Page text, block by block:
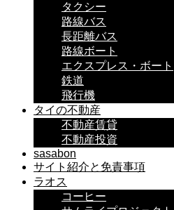
タクシー
路線バス
長距離バス
路線ボート
エクスプレス・ボート
鉄道
飛行機
タイの不動産
不動産賃貸
不動産投資
sasabon
サイト紹介と免責事項
ラオス
コーヒー